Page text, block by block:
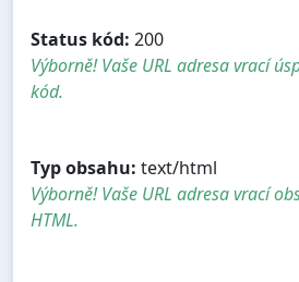
Status kód: 200
Výborně! Vaše URL adresa vrací
kód.
Typ obsahu: text/html
Výborně! Vaše URL adresa vrací
HTML.